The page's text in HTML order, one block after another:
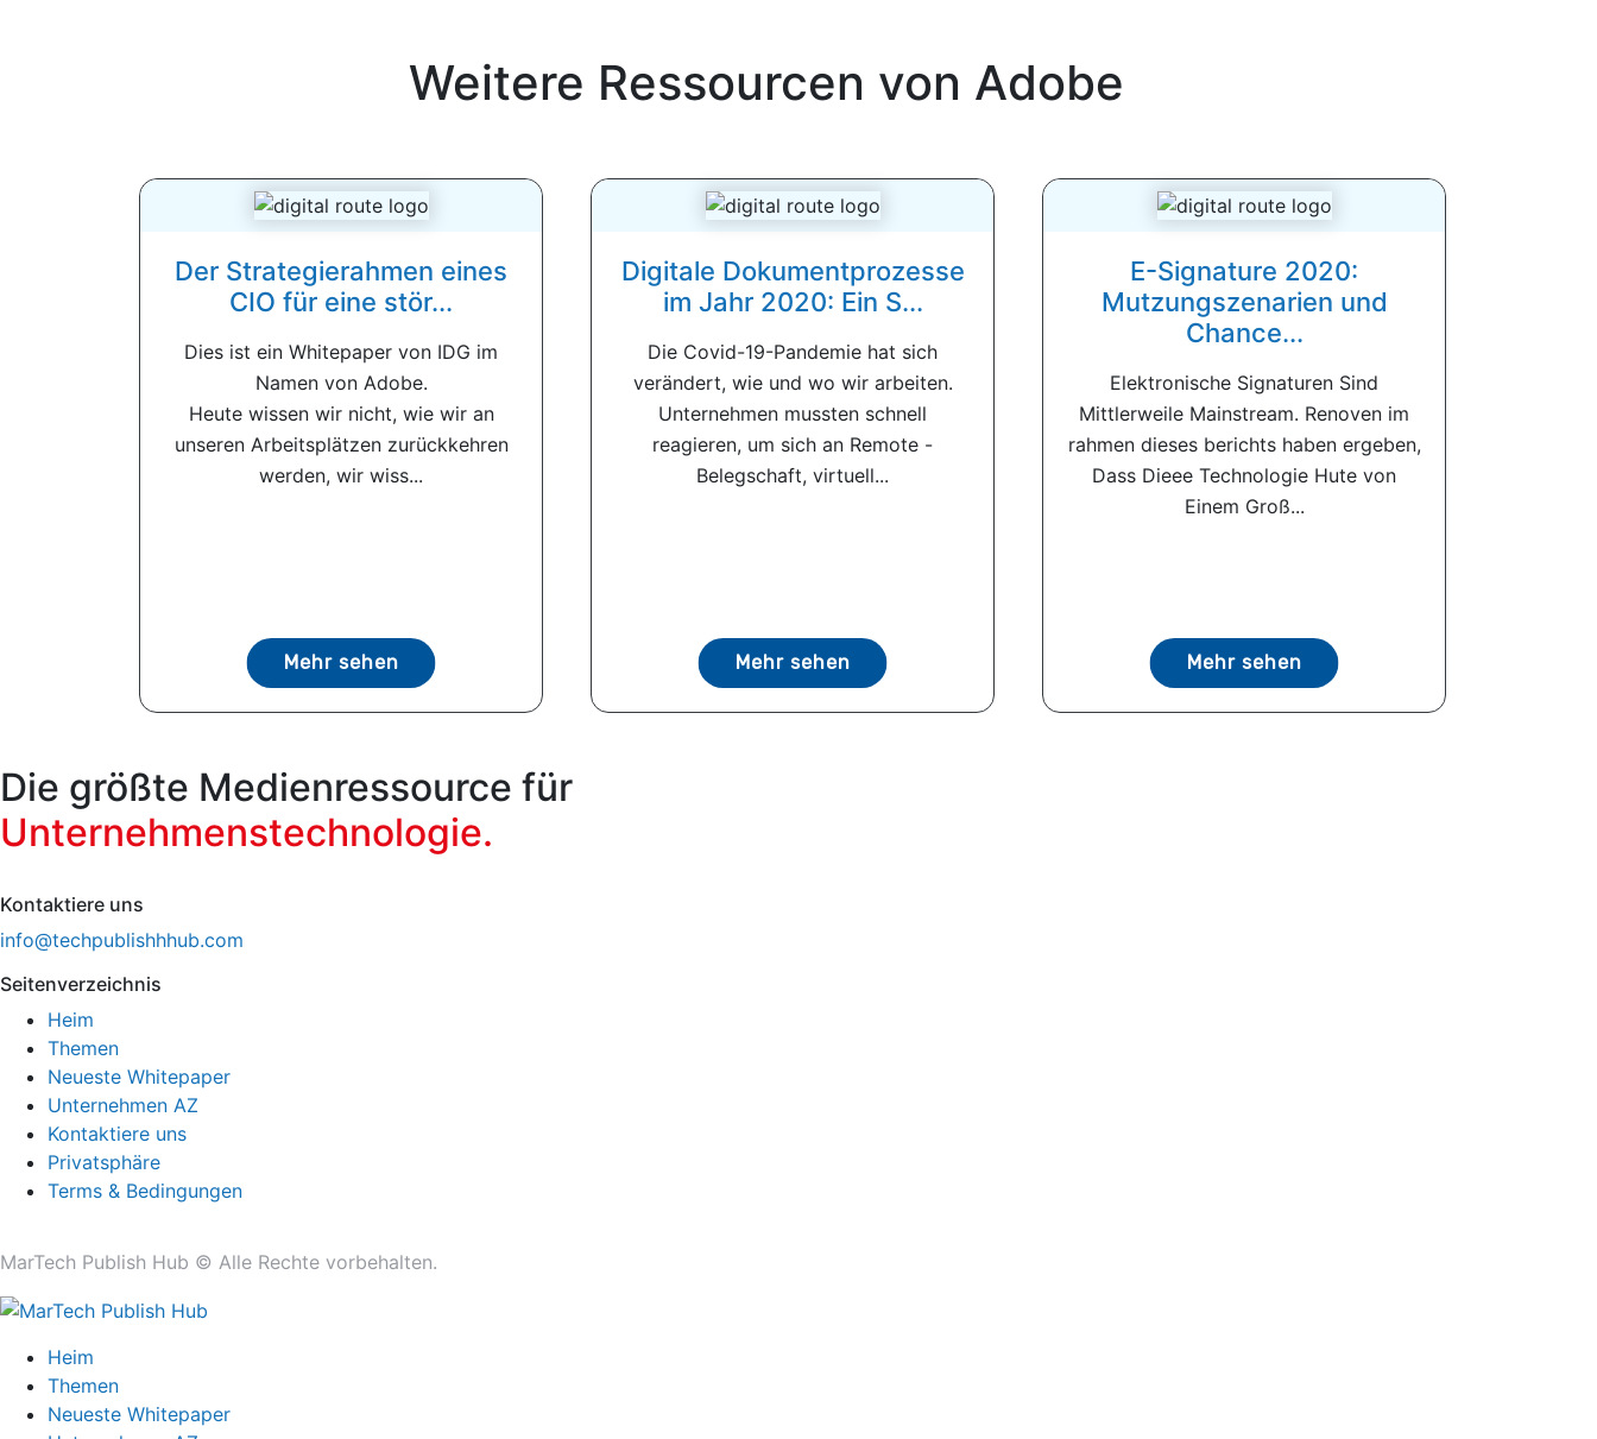
Weitere Ressourcen von Adobe
Der Strategierahmen eines
CIO für eine stör...
Dies ist ein Whitepaper von IDG im
Namen von Adobe.
Heute wissen wir nicht, wie wir an
unseren Arbeitsplätzen zurückkehren
werden, wir wiss...
Mehr sehen
Digitale Dokumentprozesse
im Jahr 2020: Ein S...
Die Covid-19-Pandemie hat sich
verändert, wie und wo wir arbeiten.
Unternehmen mussten schnell
reagieren, um sich an Remote -
Belegschaft, virtuell...
Mehr sehen
E-Signature 2020:
Mutzungszenarien und
Chance...
Elektronische Signaturen Sind
Mittlerweile Mainstream. Renoven im
rahmen dieses berichts haben ergeben,
Dass Dieee Technologie Hute von
Einem Groß...
Mehr sehen
Die größte Medienressource für
Unternehmenstechnologie.
Kontaktiere uns
info@techpublishhhub.com
Seitenverzeichnis
Heim
Themen
Neueste Whitepaper
Unternehmen AZ
Kontaktiere uns
Privatsphäre
Terms & Bedingungen
MarTech Publish Hub © Alle Rechte vorbehalten.
Heim
Themen
Neueste Whitepaper